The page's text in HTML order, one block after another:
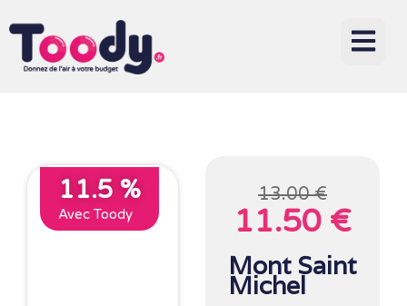
11.5 %
Avec Toody
13.00 €
11.50 €
Mont Saint
Michel